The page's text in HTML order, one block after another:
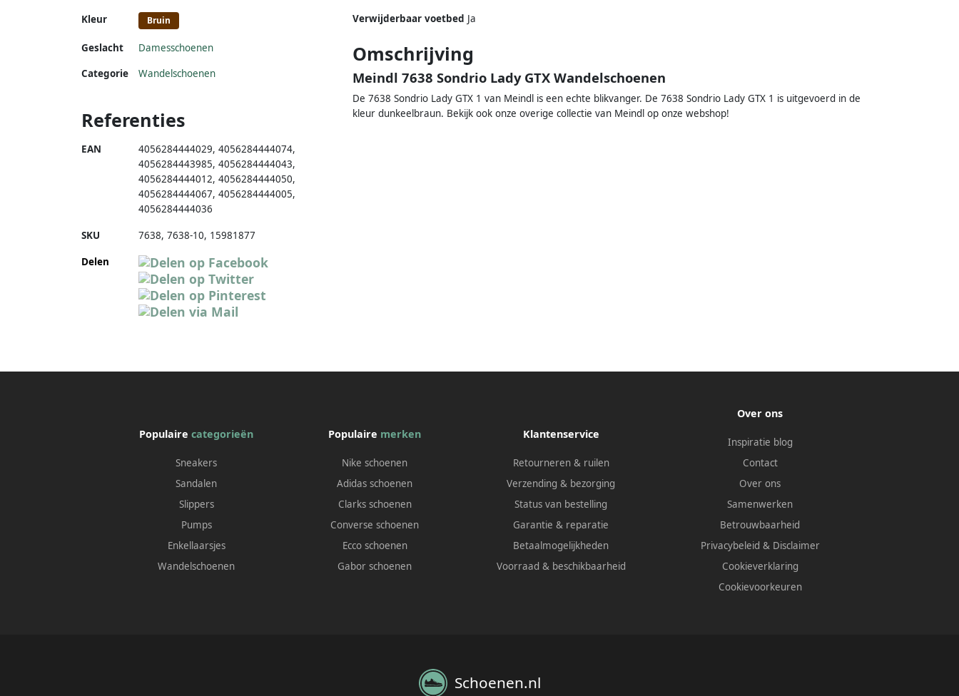
Kleur Bruin
Geslacht
Damesschoenen
Categorie
Wandelschoenen
Verwijderbaar voetbed Ja
Omschrijving
Meindl 7638 Sondrio Lady GTX Wandelschoenen
De 7638 Sondrio Lady GTX 1 van Meindl is een echte blikvanger. De 7638 Sondrio Lady GTX 1 is uitgevoerd in de
kleur dunkeelbraun. Bekijk ook onze overige collectie van Meindl op onze webshop!
Referenties
EAN 4056284444029, 4056284444074,
4056284443985, 4056284444043,
4056284444012, 4056284444050,
4056284444067, 4056284444005,
4056284444036
SKU 7638, 7638-10, 15981877
Delen
Populairecategorieën
Sneakers
Sandalen
Slippers
Pumps
Enkellaarsjes
Wandelschoenen
Populaire merken
Nike schoenen
Adidas schoenen
Clarks schoenen
Converse schoenen
Ecco schoenen
Gabor schoenen
Klantenservice
Retourneren & ruilen
Verzending & bezorging
Status van bestelling
Garantie & reparatie
Betaalmogelijkheden
Voorraad & beschikbaarheid
Over ons
Inspiratie blog
Contact
Over ons
Samenwerken
Betrouwbaarheid
Privacybeleid & Disclaimer
Cookieverklaring
Cookievoorkeuren
Schoenen.nl